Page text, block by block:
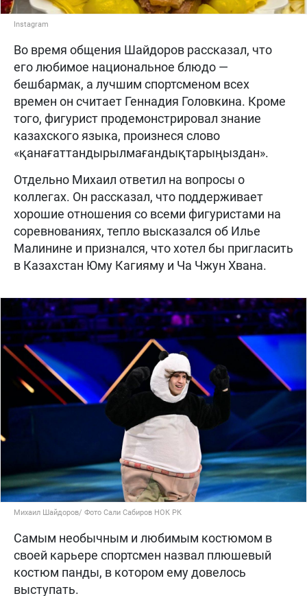
Instagram
Во время общения Шайдоров рассказал, что
его любимое национальное блюдо —
бешбармак, а лучшим спортсменом всех
времен он считает Геннадия Головкина. Кроме
того, фигурист продемонстрировал знание
казахского языка, произнеся слово
«қанағаттандырылмағандықтарыңыздан».
Отдельно Михаил ответил на вопросы о
коллегах. Он рассказал, что поддерживает
хорошие отношения со всеми фигуристами на
соревнованиях, тепло высказался об Илье
Малинине и признался, что хотел бы пригласить
в Казахстан Юму Кагияму и Ча Чжун Хвана.
Михаил Шайдоров/ Фото Сали Сабиров НОК РК
Самым необычным и любимым костюмом в
своей карьере спортсмен назвал плюшевый
костюм панды, в котором ему довелось
выступать.